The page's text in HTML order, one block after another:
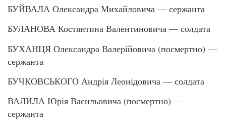
БУЙВАЛА Олександра Михайловича — сержанта
БУЛАНОВА Костянтина Валентиновича — солдата
БУХАНЦЯ Олександра Валерійовича (посмертно) —
сержанта
БУЧКОВСЬКОГО Андрія Леонідовича — солдата
ВАЛИЛА Юрія Васильовича (посмертно) —
сержанта